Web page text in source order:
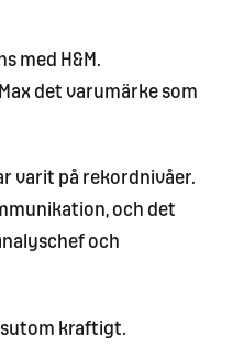
med H&M.
det varumärke som
varit på rekordnivåer.
och det
och
kraftigt.